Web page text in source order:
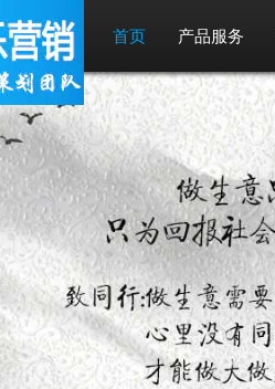
首页 产品服务